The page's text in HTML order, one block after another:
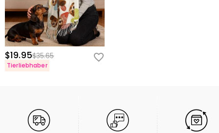
$19.95$35.65
Tierliebhaber